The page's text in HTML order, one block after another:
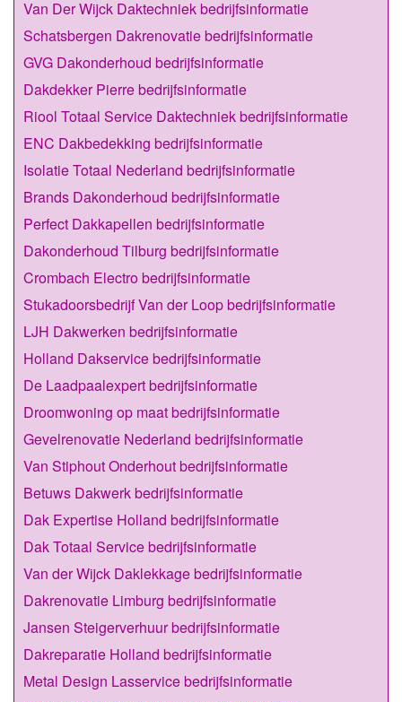
Van Der Wijck Daktechniek bedrijfsinformatie
Schatsbergen Dakrenovatie bedrijfsinformatie
GVG Dakonderhoud bedrijfsinformatie
Dakdekker Pierre bedrijfsinformatie
Riool Totaal Service Daktechniek bedrijfsinformatie
ENC Dakbedekking bedrijfsinformatie
Isolatie Totaal Nederland bedrijfsinformatie
Brands Dakonderhoud bedrijfsinformatie
Perfect Dakkapellen bedrijfsinformatie
Dakonderhoud Tilburg bedrijfsinformatie
Crombach Electro bedrijfsinformatie
Stukadoorsbedrijf Van der Loop bedrijfsinformatie
LJH Dakwerken bedrijfsinformatie
Holland Dakservice bedrijfsinformatie
De Laadpaalexpert bedrijfsinformatie
Droomwoning op maat bedrijfsinformatie
Gevelrenovatie Nederland bedrijfsinformatie
Van Stiphout Onderhout bedrijfsinformatie
Betuws Dakwerk bedrijfsinformatie
Dak Expertise Holland bedrijfsinformatie
Dak Totaal Service bedrijfsinformatie
Van der Wijck Daklekkage bedrijfsinformatie
Dakrenovatie Limburg bedrijfsinformatie
Jansen Steigerverhuur bedrijfsinformatie
Dakreparatie Holland bedrijfsinformatie
Metal Design Lasservice bedrijfsinformatie